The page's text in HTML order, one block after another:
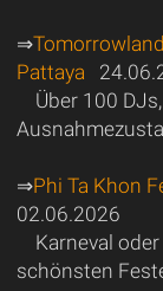
⇒
Pattaya
Über 100
⇒Phi Ta Khon
02.06.2026
Karneval
schönsten